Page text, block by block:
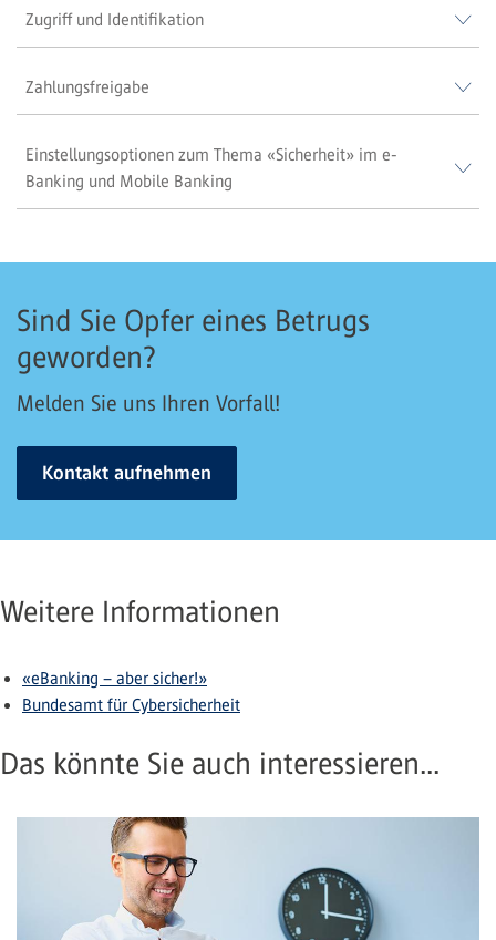
Zugriff und Identifikation
Zahlungsfreigabe
Einstellungsoptionen zum Thema «Sicherheit» im e-
Banking und Mobile Banking
Sind Sie Opfer eines Betrugs
geworden?
Melden Sie uns Ihren Vorfall!
Kontakt aufnehmen
Weitere Informationen
«eBanking – aber sicher!»
Bundesamt für Cybersicherheit
Das könnte Sie auch interessieren...